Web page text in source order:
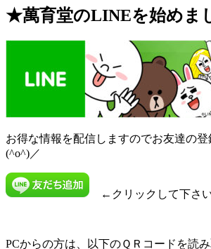
★萬育堂のLINEを始めま
お得な情報を配信しますのでお友達の
(^o^)／
←クリックして下さい
PCからの方は、以下のＱＲコードを読